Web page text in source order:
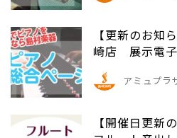
【更新のお知
崎店 展示電
アミュプラ
【開催日更新